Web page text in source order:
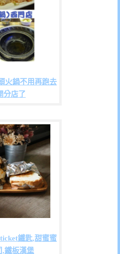
火鍋不用再跑去
分店了
鐵匙,甜蜜蜜
,鐵板漢堡